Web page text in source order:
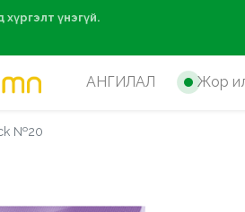
дээш
АНГИЛАЛ Жор
№20